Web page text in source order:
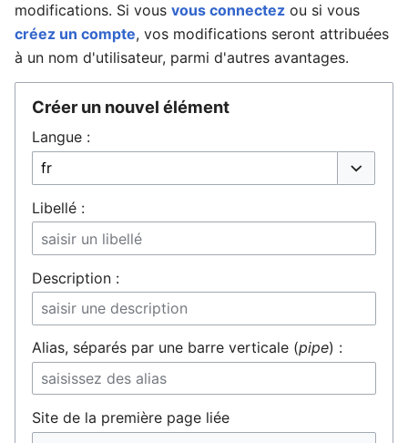
Ouvrir le menu principal
modifications. Si vous vous connectez ou si vous
créez un compte, vos modifications seront attribuées
à un nom d'utilisateur, parmi d'autres avantages.
Créer un nouvel élément
Langue :
Libellé :
Description :
Alias, séparés par une barre verticale (pipe) :
Site de la première page liée